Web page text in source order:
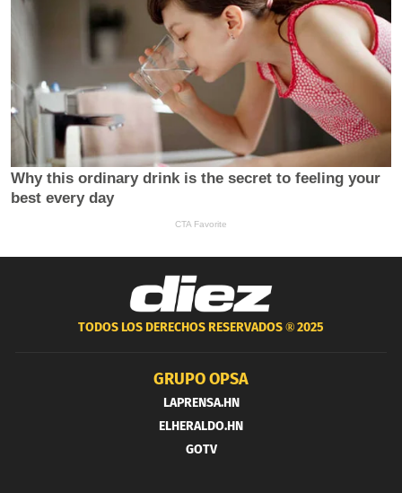
TODOS LOS DERECHOS RESERVADOS ®2025
GRUPO OPSA
LAPRENSA.HN
ELHERALDO.HN
GOTV